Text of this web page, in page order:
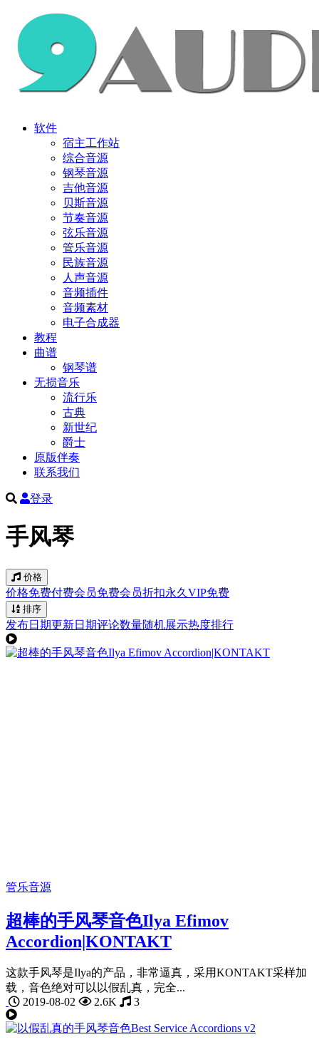
软件
宿主工作站
综合音源
钢琴音源
吉他音源
贝斯音源
节奏音源
弦乐音源
管乐音源
民族音源
人声音源
音频插件
音频素材
电子合成器
教程
曲谱
钢琴谱
无损音乐
流行乐
古典
新世纪
爵士
原版伴奏
联系我们
登录
手风琴
价格
价格免费付费会员免费会员折扣永久VIP免费
排序
发布日期更新日期评论数量随机展示热度排行
管乐音源
超棒的手风琴音色Ilya Efimov
Accordion|KONTAKT
这款手风琴是Ilya的产品，非常逼真，采用KONTAKT采样加
载，音色绝对可以以假乱真，完全...
2019-08-02
2.6K 3